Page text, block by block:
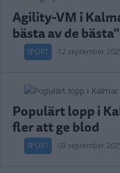
Agility-VM i
bästa av de bästa"
SPORT 12 september
Populärt lopp i
fler att ge blod
SPORT 03 september